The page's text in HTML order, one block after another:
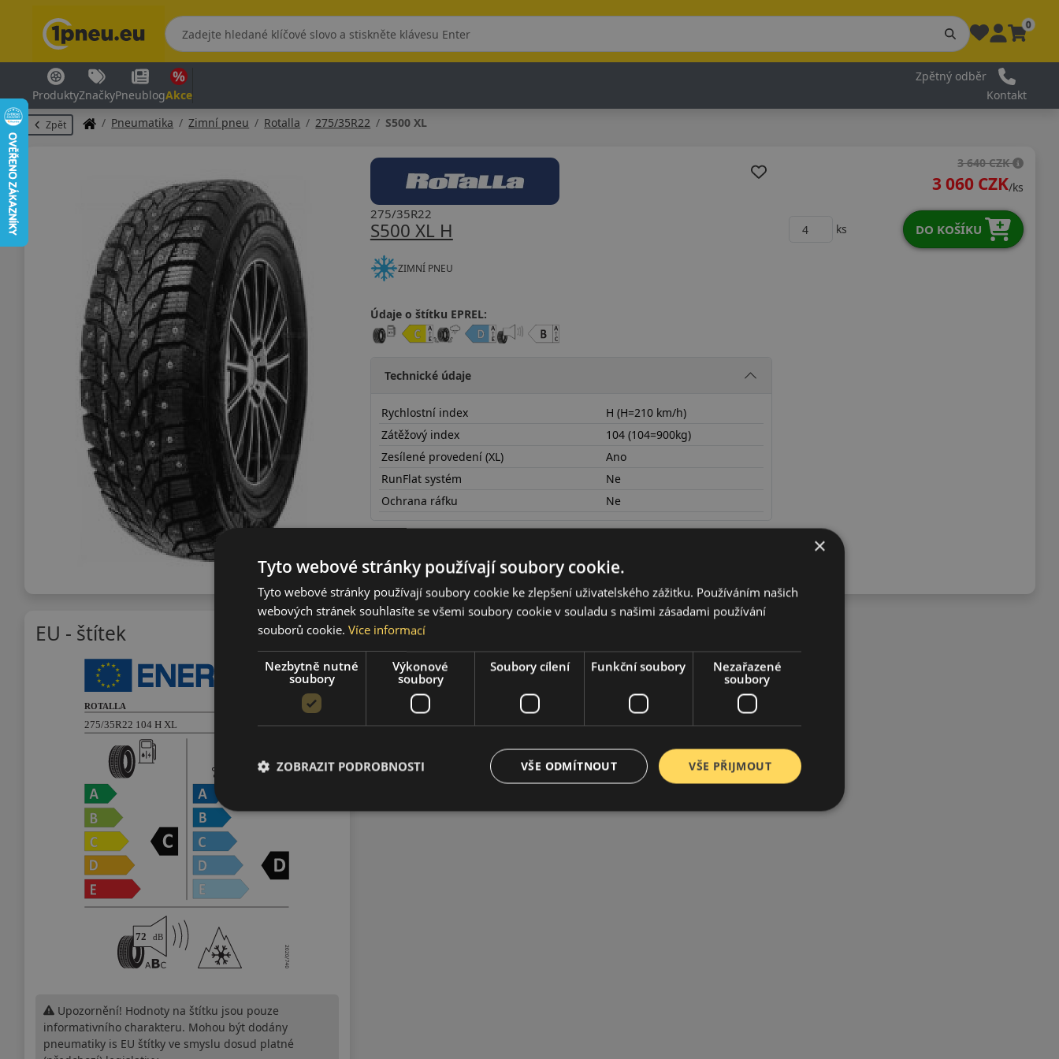
0
ProduktyZnačkyPneublogAkce
Zpětný odběr
Kontakt
Zpět Pneumatika Zimní pneu Rotalla 275/35R22 S500 XL
S500 XL H
275/35R22
ZIMNÍ PNEU
Údaje o štítku EPREL:
Technické údaje
Rychlostní index
H (H=210 km/h)
Zátěžový index
104 (104=900kg)
Zesílené provedení (XL)
Ano
RunFlat systém
Ne
Ochrana ráfku
Ne
3 640 CZK
3 060 CZK/ks
ks DO KOŠÍKU
EU - štítek
Upozornění! Hodnoty na štítku jsou pouze
informativního charakteru. Mohou být dodány
pneumatiky is EU štítky ve smyslu dosud platné
×
Tyto webové stránky používají soubory cookie.
Tyto webové stránky používají soubory cookie ke zlepšení uživatelského zážitku. Používáním našich
webových stránek souhlasíte se všemi soubory cookie v souladu s našimi zásadami používání
souborů cookie. Více informací
Nezbytně nutné
soubory
Výkonové
soubory
Soubory cílení Funkční soubory
Nezařazené
soubory
VŠE PŘIJMOUT
VŠE ODMÍTNOUT
ZOBRAZIT PODROBNOSTI